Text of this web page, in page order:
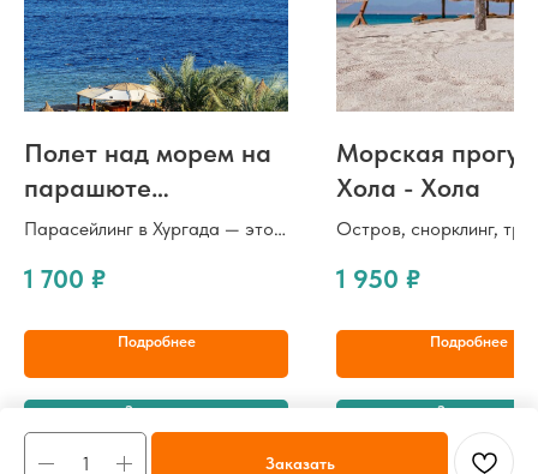
Заказать
Полет над морем на
парашюте
(парасейлинг)
Парасейлинг в Хургада — это
безопасных способов увидеть
1 700 ₽
Подробнее
Заказать
Морская
Хола - Хола
Остров, снорклинг,
1 950 ₽
Подробнее
Заказать